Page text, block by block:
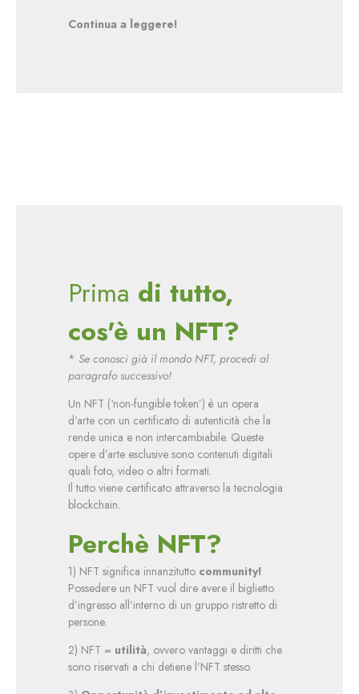
Continua a leggere!
Prima di tutto,
cos'è un NFT?
* Se conosci già il mondo NFT, procedi al
paragrafo successivo!
Un NFT (‘non-fungible token’) è un opera
d’arte con un certificato di autenticità che la
rende unica e non intercambiabile. Queste
opere d’arte esclusive sono contenuti digitali
quali foto, video o altri formati.
Il tutto viene certificato attraverso la tecnologia
blockchain.
Perchè NFT?
1) NFT significa innanzitutto community!
Possedere un NFT vuol dire avere il biglietto
d’ingresso all’interno di un gruppo ristretto di
persone.
2) NFT = utilità, ovvero vantaggi e diritti che
sono riservati a chi detiene l’NFT stesso.